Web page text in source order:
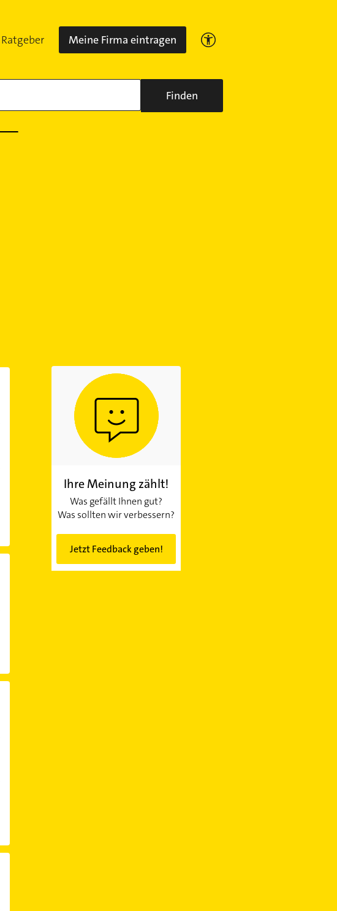
Ratgeber Meine Firma eintragen
Finden
Ihre Meinung zählt!
Was gefällt Ihnen gut?
Was sollten wir verbessern?
Jetzt Feedback geben!